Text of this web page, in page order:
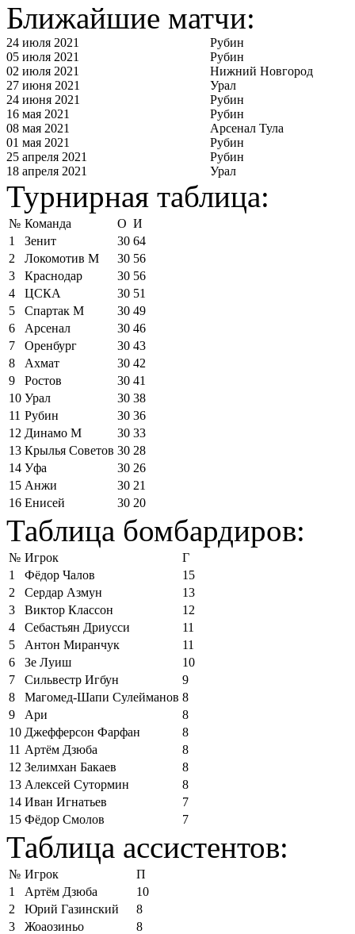
Ближайшие матчи:
24 июля 2021
Рубин
05 июля 2021
Рубин
02 июля 2021
Нижний Новгород
27 июня 2021
Урал
24 июня 2021
Рубин
16 мая 2021
Рубин
08 мая 2021
Арсенал Тула
01 мая 2021
Рубин
25 апреля 2021
Рубин
18 апреля 2021
Урал
Турнирная таблица:
№ Команда О И
1
Зенит 30 64
2
Локомотив М 30 56
3
Краснодар 30 56
4
ЦСКА 30 51
5
Спартак М 30 49
6
Арсенал 30 46
7
Оренбург 30 43
8
Ахмат 30 42
9
Ростов 30 41
10 Урал 30 38
11 Рубин 30 36
12 Динамо М 30 33
13 Крылья Советов 30 28
14 Уфа 30 26
15 Анжи 30 21
16 Енисей 30 20
Таблица бомбардиров:
№ Игрок
Г
1
Фёдор Чалов
15
2
Сердар Азмун
13
3
Виктор Классон
12
4
Себастьян Дриусси
11
5
Антон Миранчук
11
6
Зе Луиш
10
7
Сильвестр Игбун
9
8
Магомед-Шапи Сулейманов 8
9
Ари
8
10 Джефферсон Фарфан
8
11 Артём Дзюба
8
12 Зелимхан Бакаев
8
13 Алексей Сутормин
8
14 Иван Игнатьев
7
15 Фёдор Смолов 7
Таблица ассистентов:
№ Игрок
П
1
Артём Дзюба
10
2
Юрий Газинский
8
3
Жоаозиньо
8